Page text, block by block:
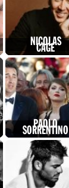
NICOLAS
CAGE
PAOLO
SORRENTINO